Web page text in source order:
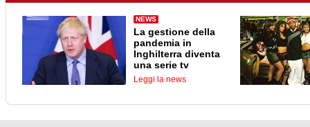
NEWS
La gestione della
pandemia in
Inghilterra diventa
una serie tv
Leggi la news